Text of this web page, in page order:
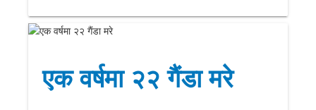
एक वर्षमा २२ गैंडा मरे